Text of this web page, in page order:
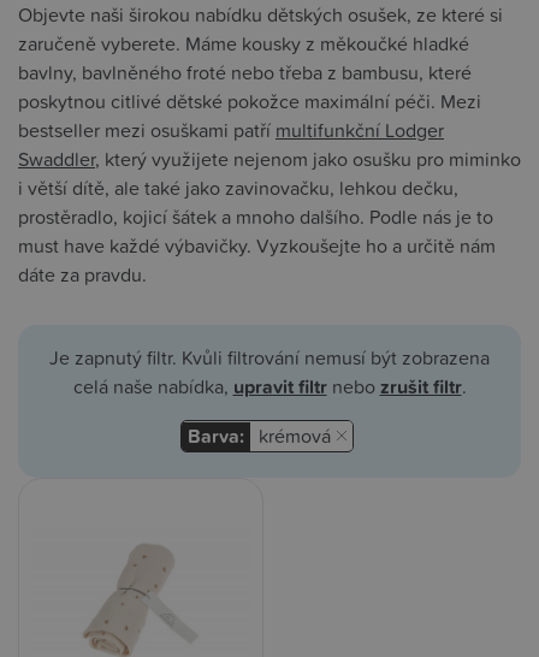
Objevte naši širokou nabídku dětských osušek, ze které si
zaručeně vyberete. Máme kousky z měkoučké hladké
bavlny, bavlněného froté nebo třeba z bambusu, které
poskytnou citlivé dětské pokožce maximální péči. Mezi
bestseller mezi osuškami patří multifunkční Lodger
Swaddler, který využijete nejenom jako osušku pro miminko
i větší dítě, ale také jako zavinovačku, lehkou dečku,
prostěradlo, kojicí šátek a mnoho dalšího. Podle nás je to
must have každé výbavičky. Vyzkoušejte ho a určitě nám
dáte za pravdu.
Je zapnutý filtr. Kvůli filtrování nemusí být zobrazena
celá naše nabídka, upravit filtrnebozrušit filtr.
Barva: krémová